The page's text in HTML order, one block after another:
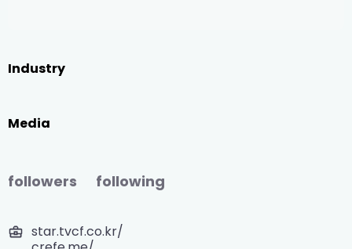
Industry
Media
followers following
star.tvcf.co.kr/